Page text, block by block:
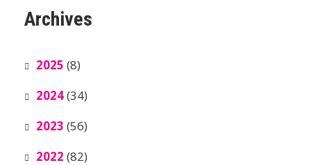
Archives
2025 (8)
2024(34)
2023 (56)
2022 (82)